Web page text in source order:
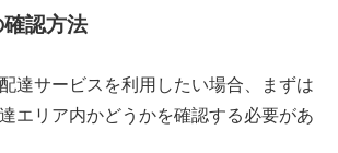
認方法
達サービスを利用したい場合、まずは
エリア内かどうかを確認する必要があ